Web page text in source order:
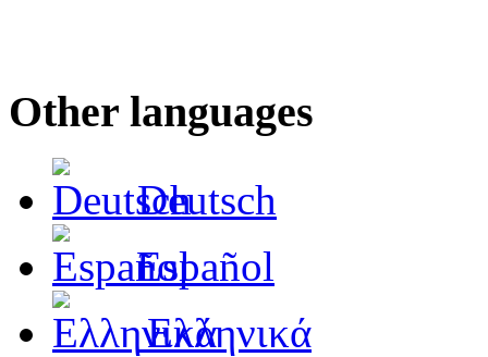
Other languages
Deutsch
Español
Ελληνικά